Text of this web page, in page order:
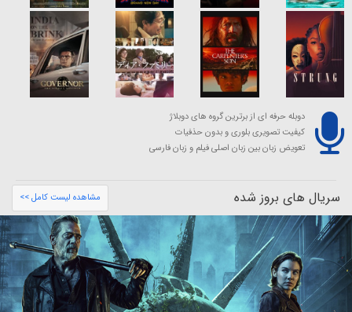
دوبله حرفه ای از برترین گروه های دوبلاژ
کیفیت تصویری بلوری و بدون حذفیات
تعویض زبان بین زبان اصلی فیلم و زبان فارسی
سریال های بروز شده مشاهده لیست کامل >>